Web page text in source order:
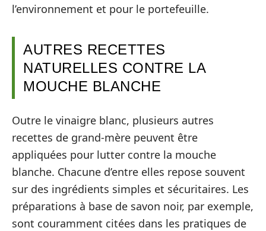
l’environnement et pour le portefeuille.
AUTRES RECETTES
NATURELLES CONTRE LA
MOUCHE BLANCHE
Outre le vinaigre blanc, plusieurs autres
recettes de grand-mère peuvent être
appliquées pour lutter contre la mouche
blanche. Chacune d’entre elles repose souvent
sur des ingrédients simples et sécuritaires. Les
préparations à base de savon noir, par exemple,
sont couramment citées dans les pratiques de